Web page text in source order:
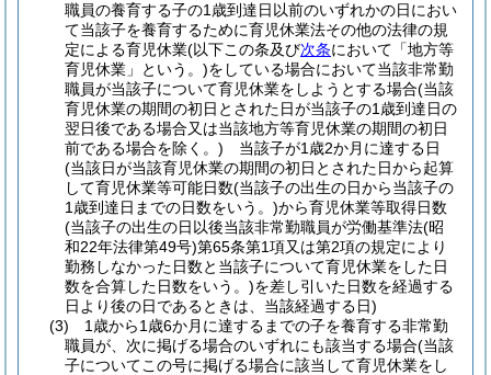
職員の養育する子の1歳到達日以前のいずれかの日におい
て当該子を養育するために育児休業法その他の法律の規
定による育児休業(以下この条及び次条において「地方等
育児休業」という。)をしている場合において当該非常勤
職員が当該子について育児休業をしようとする場合(当該
育児休業の期間の初日とされた日が当該子の1歳到達日の
翌日後である場合又は当該地方等育児休業の期間の初日
前である場合を除く。) 当該子が1歳2か月に達する日
(当該日が当該育児休業の期間の初日とされた日から起算
して育児休業等可能日数(当該子の出生の日から当該子の
1歳到達日までの日数をいう。)から育児休業等取得日数
(当該子の出生の日以後当該非常勤職員が労働基準法(昭
和22年法律第49号)第65条第1項又は第2項の規定により
勤務しなかった日数と当該子について育児休業をした日
数を合算した日数をいう。)を差し引いた日数を経過する
日より後の日であるときは、当該経過する日)
(3)
1歳から1歳6か月に達するまでの子を養育する非常勤
職員が、次に掲げる場合のいずれにも該当する場合(当該
子についてこの号に掲げる場合に該当して育児休業をし